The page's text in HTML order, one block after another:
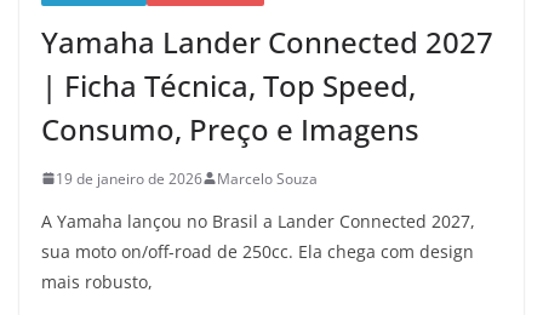
Yamaha Lander Connected 2027
| Ficha Técnica, Top Speed,
Consumo, Preço e Imagens
19 de janeiro de 2026 Marcelo Souza
A Yamaha lançou no Brasil a Lander Connected 2027,
sua moto on/off-road de 250cc. Ela chega com design
mais robusto,